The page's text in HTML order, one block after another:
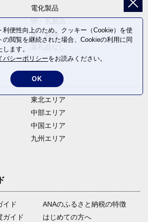
電化製品
米・穀物
東北エリア
中部エリア
中国エリア
九州エリア
イド
ガイド
ANAのふるさと納税の特徴
はじめての方へ
利便性向上のため、クッキー（Cookie）を使
の閲覧を継続された場合、Cookieの利用に同
ます。
バシーポリシーをお読みください。
OK